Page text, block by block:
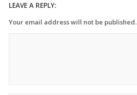
LEAVE A REPLY:
Your email address will not be published.